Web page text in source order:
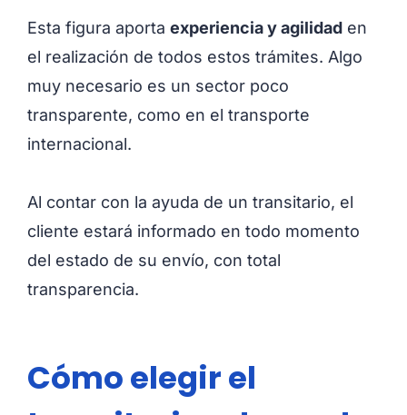
Esta figura aporta experiencia y agilidad en
el realización de todos estos trámites. Algo
muy necesario es un sector poco
transparente, como en el transporte
internacional.
Al contar con la ayuda de un transitario, el
cliente estará informado en todo momento
del estado de su envío, con total
transparencia.
Cómo elegir el